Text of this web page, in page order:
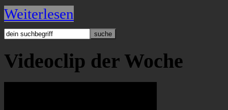
Weiterlesen
Videoclip der Woche